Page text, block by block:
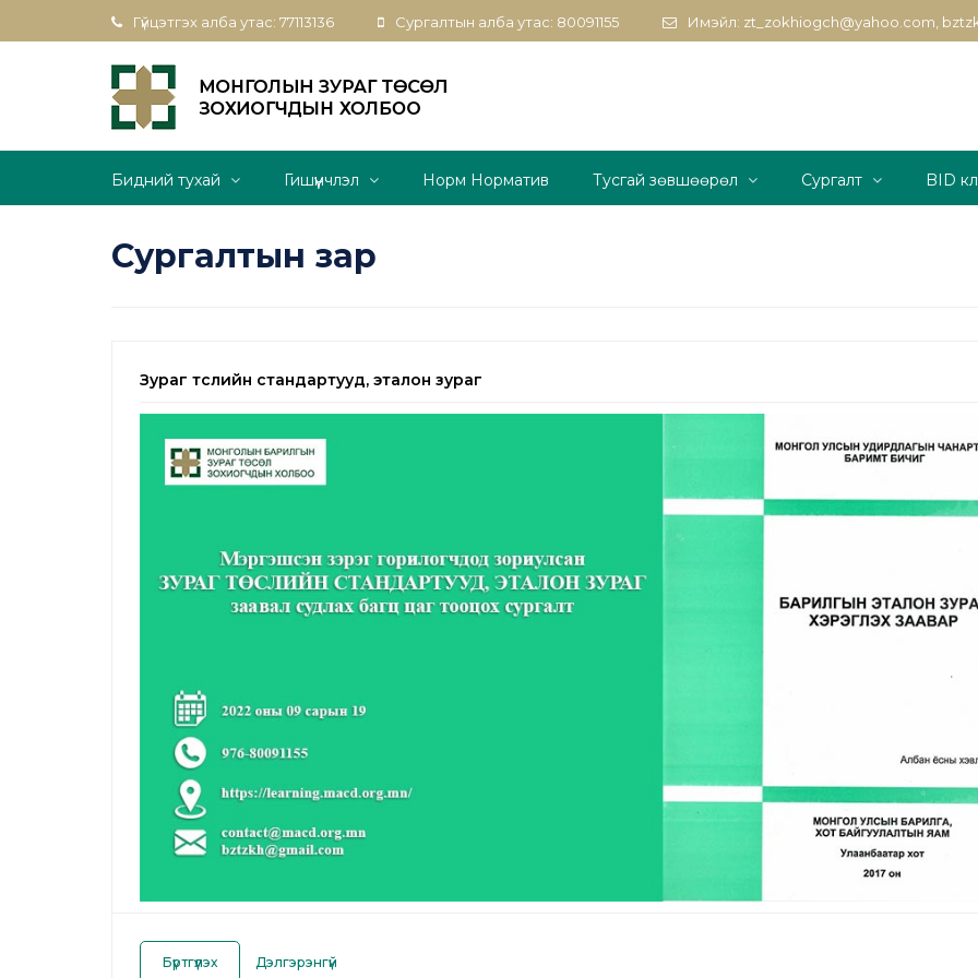
Гүйцэтгэх алба утас: 77113136 Сургалтын алба утас: 80091155 Имэйл: zt_zokhiogch@yahoo.com,
Бидний тухай Гишүүнчлэл Норм Норматив Тусгай зөвшөөрөл Сургалт BID
Сургалтын зар
Зураг төслийн стандартууд, эталон зураг
Бүртгүүлэх Дэлгэрэнгүй
77113136